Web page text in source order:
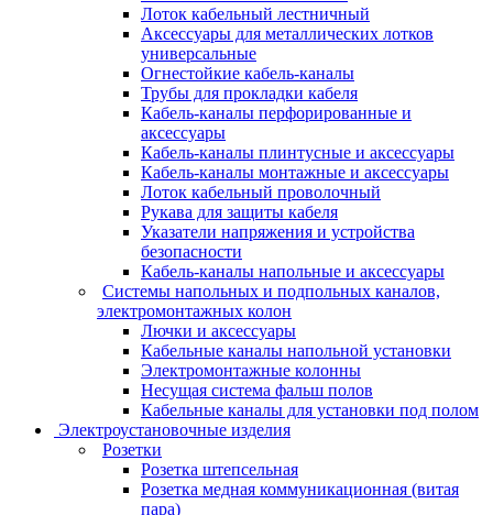
Лоток кабельный лестничный
Аксессуары для металлических лотков
универсальные
Огнестойкие кабель-каналы
Трубы для прокладки кабеля
Кабель-каналы перфорированные и
аксессуары
Кабель-каналы плинтусные и аксессуары
Кабель-каналы монтажные и аксессуары
Лоток кабельный проволочный
Рукава для защиты кабеля
Указатели напряжения и устройства
безопасности
Кабель-каналы напольные и аксессуары
Системы напольных и подпольных каналов,
электромонтажных колон
Лючки и аксессуары
Кабельные каналы напольной установки
Электромонтажные колонны
Несущая система фальш полов
Кабельные каналы для установки под полом
Электроустановочные изделия
Розетки
Розетка штепсельная
Розетка медная коммуникационная (витая
пара)